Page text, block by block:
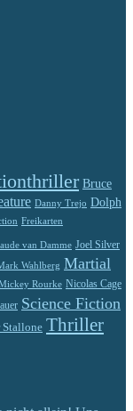
Bruce
Danny Trejo Dolph
Freikarten
van Damme Joel Silver
Wahlberg Martial
Rourke Nicolas Cage
Science Fiction
Stallone Thriller